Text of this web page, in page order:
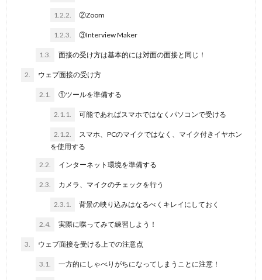
1.2.2. ②Zoom
1.2.3. ③Interview Maker
1.3. 面接の受け方は基本的には対面の面接と同じ！
2. ウェブ面接の受け方
2.1. ①ツールを準備する
2.1.1. 可能であればスマホではなくパソコンで受ける
2.1.2.
スマホ、PCのマイクではなく、マイク付きイヤホン
を使用する
2.2. インターネット環境を準備する
2.3. カメラ、マイクのチェックを行う
2.3.1. 背景の映り込みはなるべくキレイにしておく
2.4. 実際に喋ってみて練習しよう！
3. ウェブ面接を受ける上での注意点
3.1. 一方的にしゃべりがちになってしまうことに注意！